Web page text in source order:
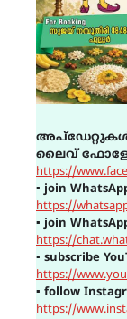
അപ്ഡേറ്റുകൾ
ലൈവ് ഫോളോ
https://
▪ join
https://
▪ join
https://
▪ subscribe
https://
▪ follow
https://